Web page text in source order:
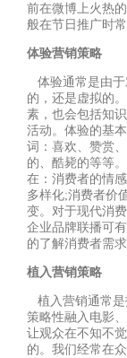
前在微博上火热
般在节日推广时常
体验营销策略
体验通常是由
的，还是虚拟的
素，也会包括知
活动。体验的基
词：喜欢、赞赏
的、酷毙的等等
在：消费者的情
多样化;消费者价
变。对于现代消
企业品牌联播可
的了解消费者需
植入营销策略
植入营销通常
策略性融入电影
让观众在不知不
的。我们经常在